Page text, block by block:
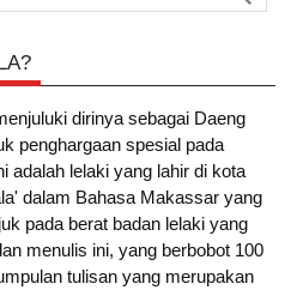
dirinya sebagai Daeng
penghargaan spesial pada
adalah lelaki yang lahir di kota
dalam Bahasa Makassar yang
pada berat badan lelaki yang
menulis ini, yang berbobot 100
tulisan yang merupakan